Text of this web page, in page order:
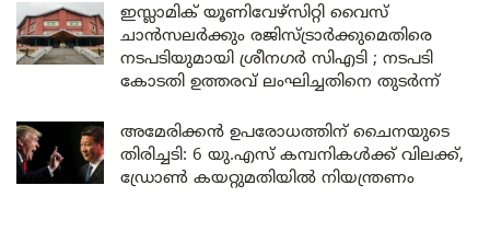
ഇസ്ലാമിക് യൂണിവേഴ്സിറ്റി വൈസ്
ചാൻസലർക്കും രജിസ്ട്രാർക്കുമെതിരെ
നടപടിയുമായി ശ്രീനഗർ സിഎടി ; നടപടി
കോടതി ഉത്തരവ് ലംഘിച്ചതിനെ തുടർന്ന്
അമേരിക്കൻ ഉപരോധത്തിന് ചൈനയുടെ
തിരിച്ചടി: 6 യു.എസ് കമ്പനികൾക്ക് വിലക്ക്,
ഡ്രോൺ കയറ്റുമതിയിൽ നിയന്ത്രണം